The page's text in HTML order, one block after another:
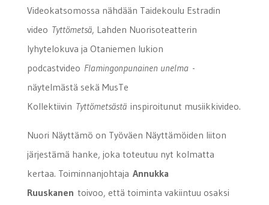
Videokatsomossa nähdään Taidekoulu Estradin
video Tyttömetsä, Lahden Nuorisoteatterin
lyhytelokuva ja Otaniemen lukion
podcastvideo Flamingonpunainen unelma-
näytelmästä sekä MusTe
Kollektiivin Tyttömetsästäinspiroitunut musiikkivideo.
Nuori Näyttämö on Työväen Näyttämöiden liiton
järjestämä hanke, joka toteutuu nyt kolmatta
kertaa. Toiminnanjohtaja Annukka
Ruuskanen toivoo, että toiminta vakiintuu osaksi